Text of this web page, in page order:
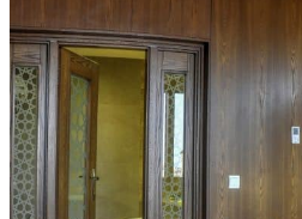
Infos pratiques
Préparer son voyage
Hôtels partenaires
Conseils pratiques
Climat et météo en
Fêtes et Festivals
Notre Agence
Notre agence en Iran
Réseau Asian Roads